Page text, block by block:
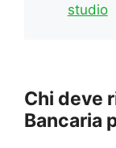
studio
Chi deve
Bancaria